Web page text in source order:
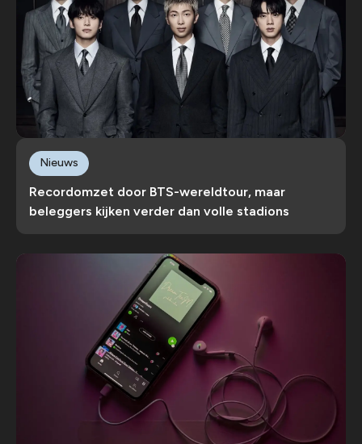
Recordomzet door BTS-wereldtour, maar
beleggers kijken verder dan volle stadions
Nieuws